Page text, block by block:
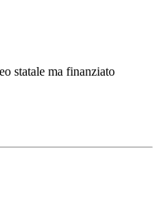
statale ma finanziato